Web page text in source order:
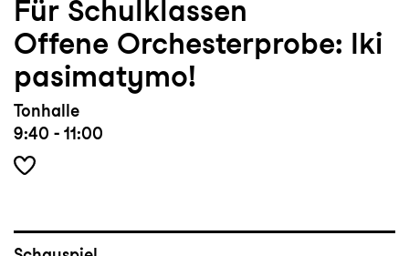
Für Schulklassen
Offene Orchesterprobe: Iki
pasimatymo!
Tonhalle
9:40 - 11:00